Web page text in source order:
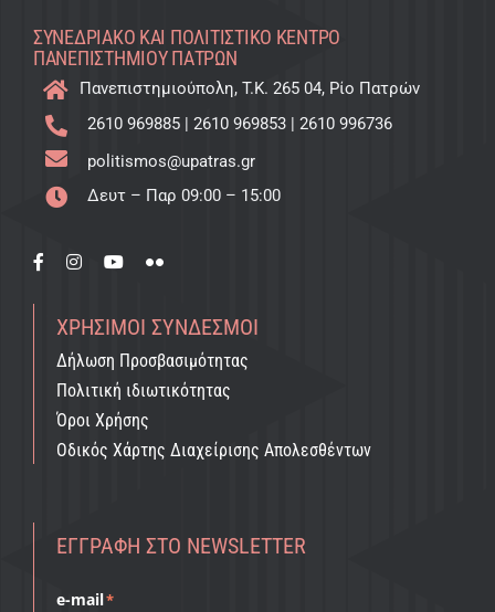
ΣΥΝΕΔΡΙΑΚΌ ΚΑΙ ΠΟΛΙΤΙΣΤΙΚΌ KΈΝΤΡΟ
ΠΑΝΕΠΙΣΤΗΜΊΟΥ ΠΑΤΡΏΝ
Πανεπιστημιούπολη, T.K. 265 04, Ρίο Πατρών
2610 969885| 2610 969853| 2610 996736
politismos@upatras.gr
Δευτ – Παρ 09:00 – 15:00
ΧΡΉΣΙΜΟΙ ΣΎΝΔΕΣΜΟΙ
Δήλωση Προσβασιμότητας
Πολιτική ιδιωτικότητας
Όροι Χρήσης
Οδικός Χάρτης Διαχείρισης Απολεσθέντων
ΕΓΓΡΑΦΉ ΣΤΟ NEWSLETTER
e-mail*